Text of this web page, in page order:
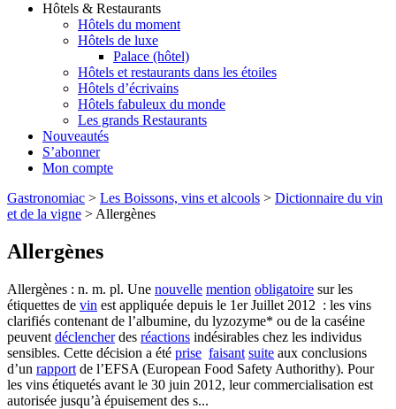
Hôtels & Restaurants
Hôtels du moment
Hôtels de luxe
Palace (hôtel)
Hôtels et restaurants dans les étoiles
Hôtels d’écrivains
Hôtels fabuleux du monde
Les grands Restaurants
Nouveautés
S’abonner
Mon compte
Gastronomiac > Les Boissons, vins et alcools > Dictionnaire du vin
et de la vigne > Allergènes
Allergènes
Allergènes : n. m. pl. Une nouvelle mention obligatoire sur les
étiquettes de vin est appliquée depuis le 1er Juillet 2012 : les vins
clarifiés contenant de l’albumine, du lyzozyme* ou de la caséine
peuvent déclencherdes réactions indésirables chez les individus
sensibles. Cette décision a été prise faisant suite aux conclusions
d’un rapport de l’EFSA (European Food Safety Authorithy). Pour
les vins étiquetés avant le 30 juin 2012, leur commercialisation est
autorisée jusqu’à épuisement des s...